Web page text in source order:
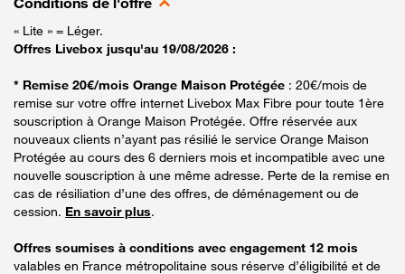
« Lite » = Léger.
Offres Livebox jusqu'au 19/08/2026 :
* Remise 20€/mois Orange Maison Protégée : 20€/mois de
remise sur votre offre internet Livebox Max Fibre pour toute 1ère
souscription à Orange Maison Protégée. Offre réservée aux
nouveaux clients n’ayant pas résilié le service Orange Maison
Protégée au cours des 6 derniers mois et incompatible avec une
nouvelle souscription à une même adresse. Perte de la remise en
cas de résiliation d’une des offres, de déménagement ou de
cession. En savoir plus.
Offres soumises à conditions avec engagement 12 mois
valables en France métropolitaine sous réserve d’éligibilité et de